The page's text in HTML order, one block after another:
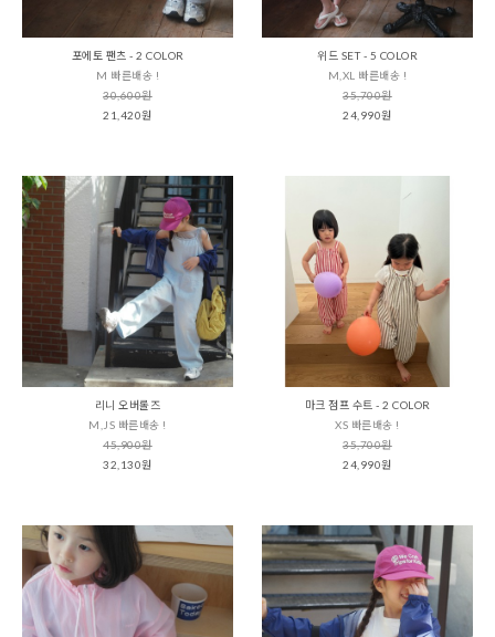
포에토 팬츠 - 2 COLOR
M 빠른배송 !
30,600원
21,420원
위드 SET - 5 COLOR
M,XL 빠른배송 !
35,700원
24,990원
리니 오버롤즈
M,JS 빠른배송 !
45,900원
32,130원
마크 점프 수트 - 2 COLOR
XS 빠른배송 !
35,700원
24,990원